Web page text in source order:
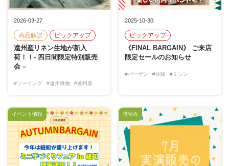
2026-03-27
商品解説 ピックアップ
遠州産リネン生地が新入
荷！！- 四日間限定特別販売
会 –
#ソーイング #遠州織物 #遠州産
2025-10-30
ピックアップ
《FINAL BARGAIN》 ご来店
限定セールのお知らせ
#バーゲン #体験 #ミシン
イベント情報 講習会